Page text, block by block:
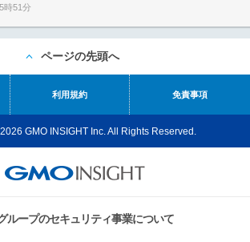
時51分
ページの先頭へ
利用規約 免責事項
GMO INSIGHT Inc. All Rights Reserved.
ループのセキュリティ事業について